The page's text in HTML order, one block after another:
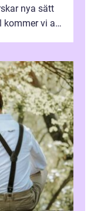
nya sätt
kommer vi att